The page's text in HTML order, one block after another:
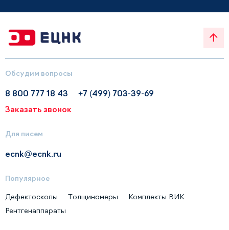
Обсудим вопросы
8 800 777 18 43
+7 (499) 703-39-69
Заказать звонок
Для писем
ecnk@ecnk.ru
Популярное
Дефектоскопы Толщиномеры
Комплекты ВИК
Рентгенаппараты